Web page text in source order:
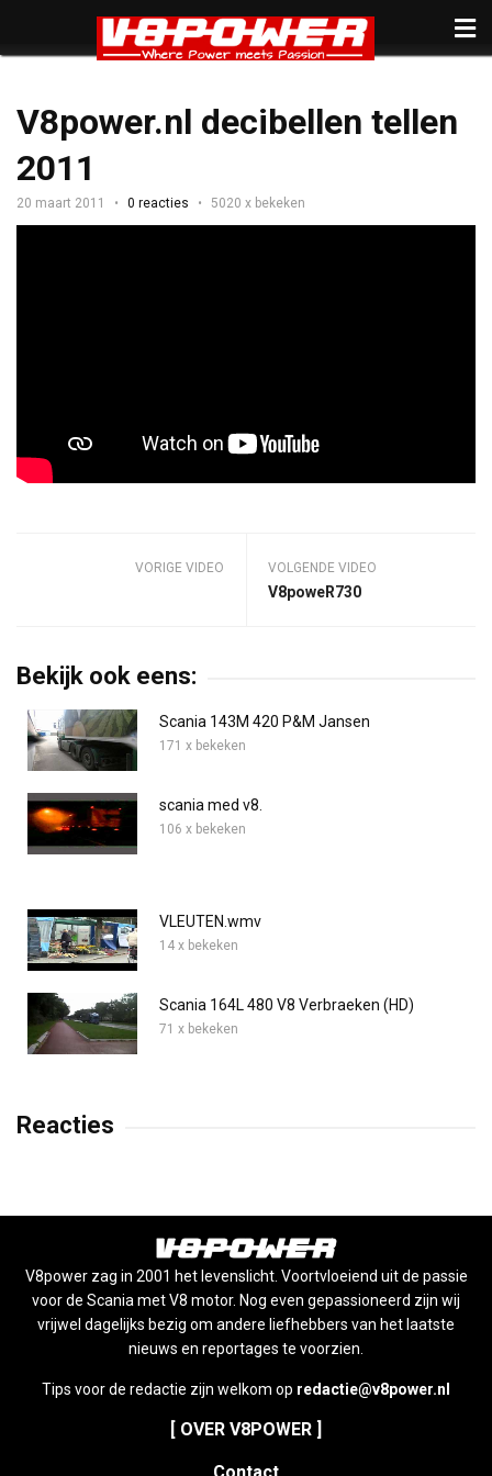
V8power.nl decibellen tellen
2011
20 maart 2011 0 reacties 5020 x bekeken
VORIGE VIDEO VOLGENDE VIDEO
V8poweR730
Bekijk ook eens:
Scania 143M 420 P&M Jansen
171 x bekeken
scania med v8.
106 x bekeken
VLEUTEN.wmv
14 x bekeken
Scania 164L 480 V8 Verbraeken (HD)
71 x bekeken
Reacties
V8power zag in 2001 het levenslicht. Voortvloeiend uit de passie
voor de Scania met V8 motor. Nog even gepassioneerd zijn wij
vrijwel dagelijks bezig om andere liefhebbers van het laatste
nieuws en reportages te voorzien.
Tips voor de redactie zijn welkom op redactie@v8power.nl
[ OVER V8POWER ]